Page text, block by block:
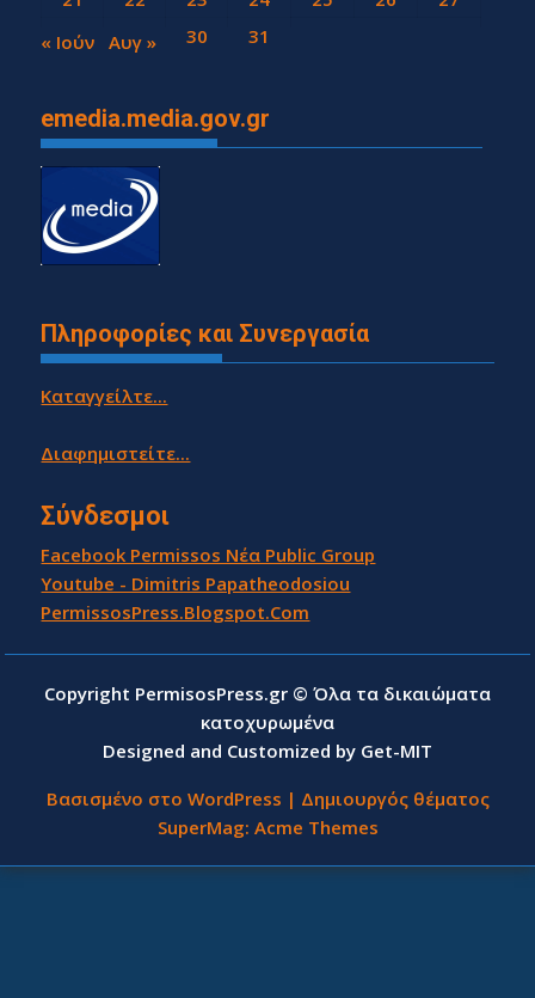
28
29 30 31
« Ιούν Αυγ »
emedia.media.gov.gr
Πληροφορίες και Συνεργασία
Καταγγείλτε...
Διαφημιστείτε...
Σύνδεσμοι
Facebook Permissos Νέα Public Group
Youtube - Dimitris Papatheodosiou
PermissosPress.Blogspot.Com
Copyright PermisosPress.gr © Όλα τα δικαιώματα
κατοχυρωμένα
Designed and Customized by Get-MIT
Βασισμένο στο WordPress | Δημιουργός θέματος
SuperMag: Acme Themes